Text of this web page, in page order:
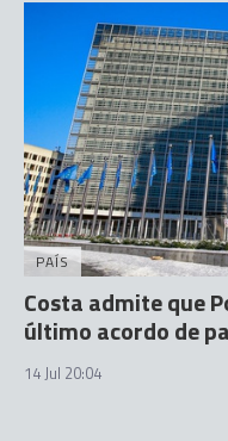
PAÍS
Costa admite que
último acordo de
14 Jul 20:04